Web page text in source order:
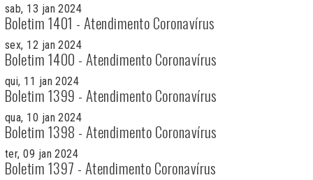
sab, 13 jan 2024
Boletim 1401 - Atendimento Coronavírus
sex, 12 jan 2024
Boletim 1400 - Atendimento Coronavírus
qui, 11 jan 2024
Boletim 1399 - Atendimento Coronavírus
qua, 10 jan 2024
Boletim 1398 - Atendimento Coronavírus
ter, 09 jan 2024
Boletim 1397 - Atendimento Coronavírus